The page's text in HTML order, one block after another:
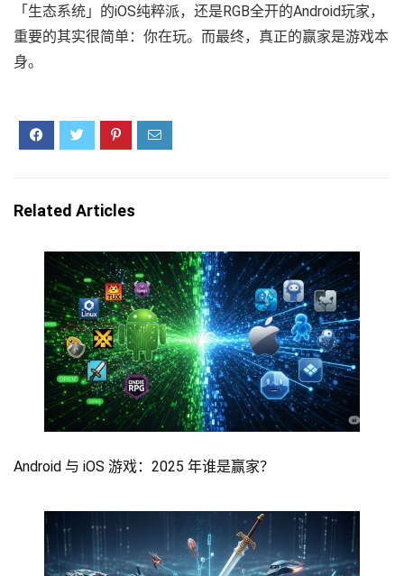
「生态系统」的iOS纯粹派，还是RGB全开的Android玩家，
重要的其实很简单：你在玩。而最终，真正的赢家是游戏本
身。
Related Articles
Android 与 iOS 游戏：2025 年谁是赢家？